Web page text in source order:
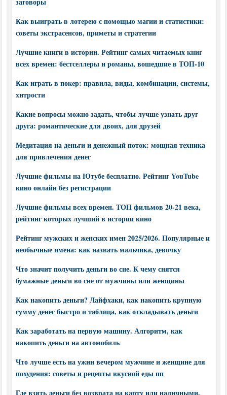
Как выиграть в лотерею с помощью магии и статистики:
советы экстрасенсов, приметы и стратегии
Лучшие книги в истории. Рейтинг самых читаемых книг
всех времен: бестселлеры и романы, вошедшие в ТОП-10
Как играть в покер: правила, виды, комбинации, системы,
хитрости
Какие вопросы можно задать, чтобы лучше узнать друг
друга: романтические для двоих, для друзей
Медитация на деньги и денежный поток: мощная техника
для привлечения денег
Лучшие фильмы на Ютубе бесплатно. Рейтинг YouTube
кино онлайн без регистрации
Лучшие фильмы всех времен. ТОП фильмов 20-21 века,
рейтинг которых лучший в истории кино
Рейтинг мужских и женских имен 2025/2026. Популярные и
необычные имена: как назвать мальчика, девочку
Что значит получить деньги во сне. К чему снятся
бумажные деньги во сне от мужчины или женщины
Как накопить деньги? Лайфхаки, как накопить крупную
сумму денег быстро и таблица, как откладывать деньги
Как заработать на первую машину. Алгоритм, как
накопить деньги на автомобиль
Что лучше есть на ужин вечером мужчине и женщине для
похудения: советы и рецепты вкусной еды пп
Где взять деньги без возврата на карту или наличными.